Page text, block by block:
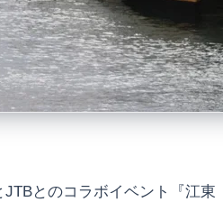
とのコラボイベント『江東